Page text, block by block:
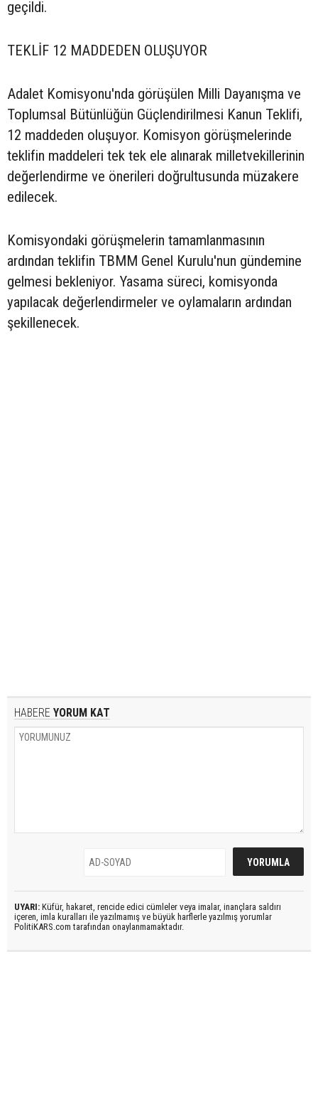
geçildi.
TEKLİF 12 MADDEDEN OLUŞUYOR
Adalet Komisyonu'nda görüşülen Milli Dayanışma ve
Toplumsal Bütünlüğün Güçlendirilmesi Kanun Teklifi,
12 maddeden oluşuyor. Komisyon görüşmelerinde
teklifin maddeleri tek tek ele alınarak milletvekillerinin
değerlendirme ve önerileri doğrultusunda müzakere
edilecek.
Komisyondaki görüşmelerin tamamlanmasının
ardından teklifin TBMM Genel Kurulu'nun gündemine
gelmesi bekleniyor. Yasama süreci, komisyonda
yapılacak değerlendirmeler ve oylamaların ardından
şekillenecek.
HABERE YORUM KAT
UYARI: Küfür, hakaret, rencide edici cümleler veya imalar, inançlara saldırı
içeren, imla kuralları ile yazılmamış ve büyük harflerle yazılmış yorumlar
PolitiKARS.com tarafından onaylanmamaktadır.